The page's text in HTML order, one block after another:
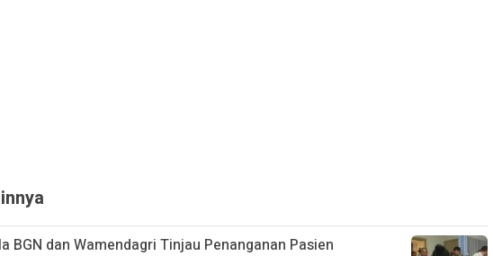
BGN dan Wamendagri Tinjau Penanganan Pasien